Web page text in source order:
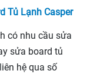
Tủ Lạnh Casper
có nhu cầu sửa
sửa board tủ
hệ qua số